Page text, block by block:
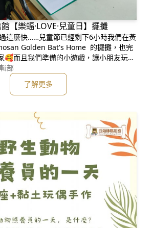
【樂蝠·LOVE·兒童日】擺攤
這麼快……兒童節已經剩下6小時我們在黃
Golden Bat's Home 的擺攤，也完
🥰而且我們準備的小遊戲，讓小朋友玩的
出來」😢🧐鄭重聲明！沒有任何小朋友受
遊戲中扮演台灣白海豚，因為環境惡化找
被拿光後，「差點哭出來」相信小朋友玩
部
了解更多